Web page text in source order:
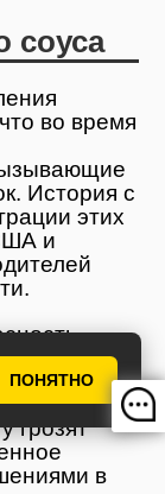
ПОНЯТНО
соуса
во время
История с
этих
и
соуса
грозят
в